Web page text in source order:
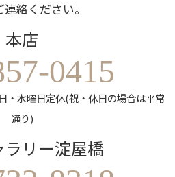
絡ください。
本店
0415
・水曜日定休(祝・休日の場合は平常
通り)
リー淀屋橋